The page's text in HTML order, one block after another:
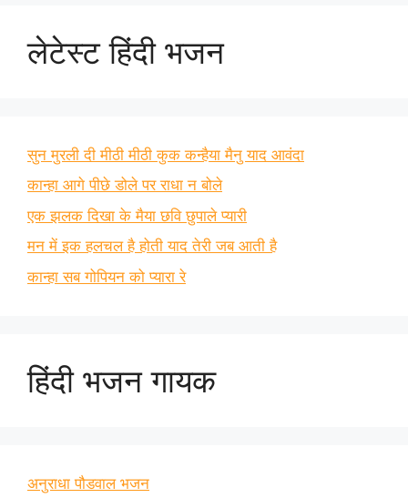
लेटेस्ट हिंदी भजन
सुन मुरली दी मीठी मीठी कुक कन्हैया मैनु याद आवंदा
कान्हा आगे पीछे डोले पर राधा न बोले
एक झलक दिखा के मैया छवि छुपाले प्यारी
मन में इक हलचल है होती याद तेरी जब आती है
कान्हा सब गोपियन को प्यारा रे
हिंदी भजन गायक
अनुराधा पौडवाल भजन